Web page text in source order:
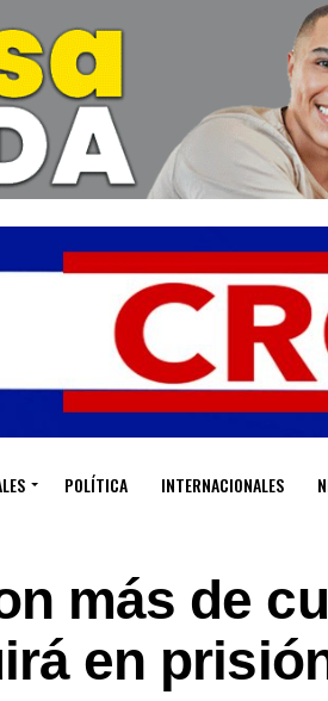
POLÍTICA INTERNACIONALES
más de
en